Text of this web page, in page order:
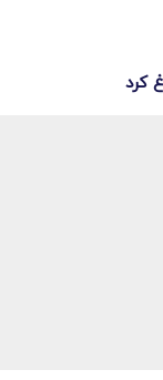
کرد